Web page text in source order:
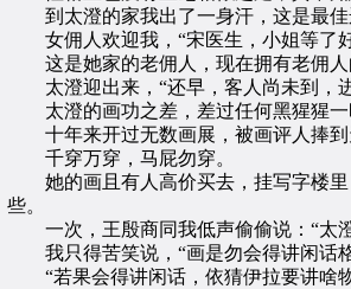
到太澄的家我出了一身汗，这是最佳
女佣人欢迎我，“宋医生，小姐等了
这是她家的老佣人，现在拥有老佣人
太澄迎出来，“还早，客人尚未到，
太澄的画功之差，差过任何黑猩猩一
十年来开过无数画展，被画评人捧到
千穿万穿，马屁勿穿。
她的画且有人高价买去，挂写字楼里
些。
一次，王殷商同我低声偷偷说：“太
我只得苦笑说，“画是勿会得讲闲话
“若果会得讲闲话，依猜伊拉要讲啥